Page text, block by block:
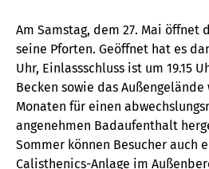
Am Samstag, dem 27. Mai öffnet
seine Pforten. Geöffnet hat es
Uhr, Einlassschluss ist um 19.15
Becken sowie das
Monaten für einen
angenehmen Badaufenthalt
Sommer können Besucher auch
Calisthenics-Anlage im